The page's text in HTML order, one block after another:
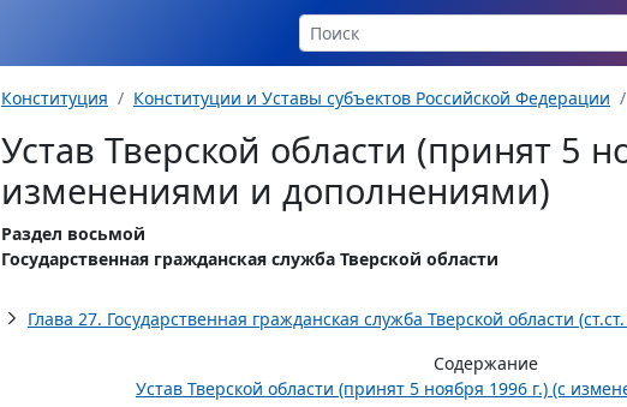
Конституция Конституции и Уставы субъектов Российской Федерации
Устав Тверской области (принят 5
изменениями и дополнениями)
Раздел восьмой
Государственная гражданская служба Тверской области
Глава 27. Государственная гражданская служба Тверской области
Содержание
Устав Тверской области (принят 5 ноября 1996 г.) (с